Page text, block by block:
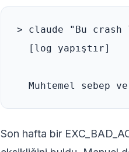
> claude "Bu
  [log yapıştır]
Son hafta bir